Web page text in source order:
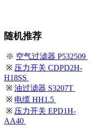
随机推荐
※ 空气过滤器 P532509
※ 压力开关 CDPD2H-
H18SS
※ 油过滤器 S3207T
※ 电缆 HH1.5
※ 压力开关 EPD1H-
AA40